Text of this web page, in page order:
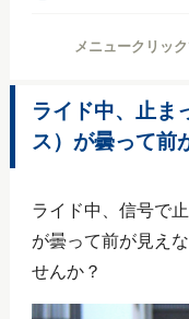
メニュークリッ
ライド中、止ま
ス）が曇って前
ライド中、信号で
が曇って前が見え
せんか？